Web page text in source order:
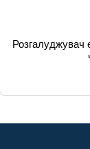
Розгалуджувач